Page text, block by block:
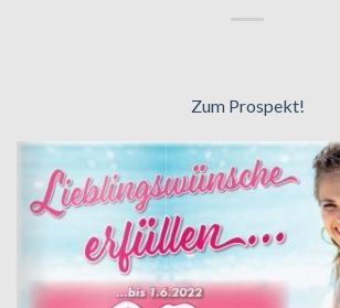
Zum Prospekt!